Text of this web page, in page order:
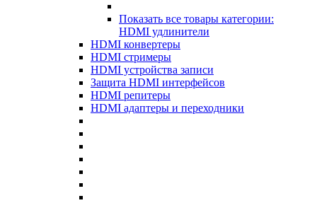
Показать все товары категории:
HDMI удлинители
HDMI конвертеры
HDMI стримеры
HDMI устройства записи
Защита HDMI интерфейсов
HDMI репитеры
HDMI адаптеры и переходники